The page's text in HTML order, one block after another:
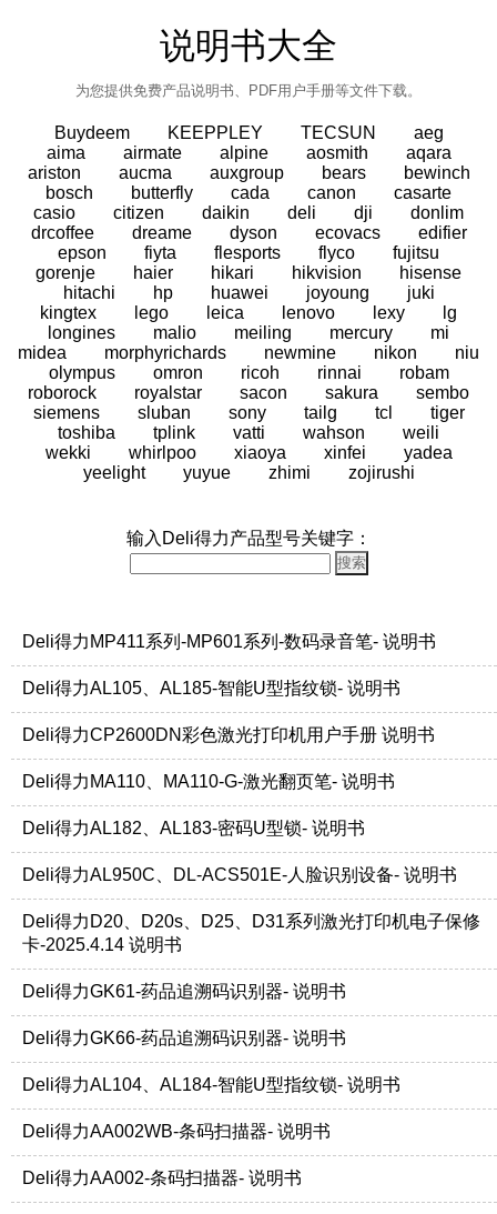
说明书大全
为您提供免费产品说明书、PDF用户手册等文件下载。
Buydeem KEEPPLEY TECSUN
aeg
aima
airmate alpine aosmith
aqara
ariston
aucma auxgroup bears
bewinch
bosch
butterfly cada canon
casarte
casio
citizen daikin deli dji
donlim
drcoffee
dreame dyson ecovacs
edifier
epson
fiyta flesports flyco
fujitsu
gorenje
haier hikari hikvision
hisense
hitachi
hp huawei joyoung
juki
kingtex
lego leica lenovo lexy
lg
longines
malio meiling mercury
mi
midea
morphyrichards newmine nikon
niu
olympus
omron ricoh rinnai
robam
roborock
royalstar sacon sakura
sembo
siemens
sluban sony tailg tcl
tiger
toshiba
tplink vatti wahson
weili
wekki
whirlpoo xiaoya xinfei
yadea
yeelight
yuyue zhimi zojirushi
输入Deli得力产品型号关键字：
Deli得力MP411系列-MP601系列-数码录音笔- 说明书
Deli得力AL105、AL185-智能U型指纹锁- 说明书
Deli得力CP2600DN彩色激光打印机用户手册 说明书
Deli得力MA110、MA110-G-激光翻页笔- 说明书
Deli得力AL182、AL183-密码U型锁- 说明书
Deli得力AL950C、DL-ACS501E-人脸识别设备- 说明书
Deli得力D20、D20s、D25、D31系列激光打印机电子保修
卡-2025.4.14 说明书
Deli得力GK61-药品追溯码识别器- 说明书
Deli得力GK66-药品追溯码识别器- 说明书
Deli得力AL104、AL184-智能U型指纹锁- 说明书
Deli得力AA002WB-条码扫描器- 说明书
Deli得力AA002-条码扫描器- 说明书